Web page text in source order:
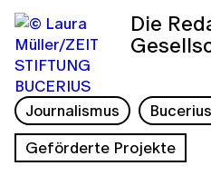
Die
Journalismus
Geförderte Projekte